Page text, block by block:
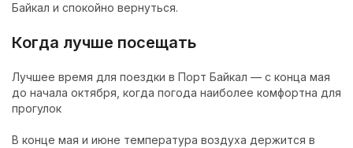
Байкал и спокойно вернуться.
Когда лучше посещать
Лучшее время для поездки в Порт Байкал — с конца мая
до начала октября, когда погода наиболее комфортна для
прогулок
В конце мая и июне температура воздуха держится в